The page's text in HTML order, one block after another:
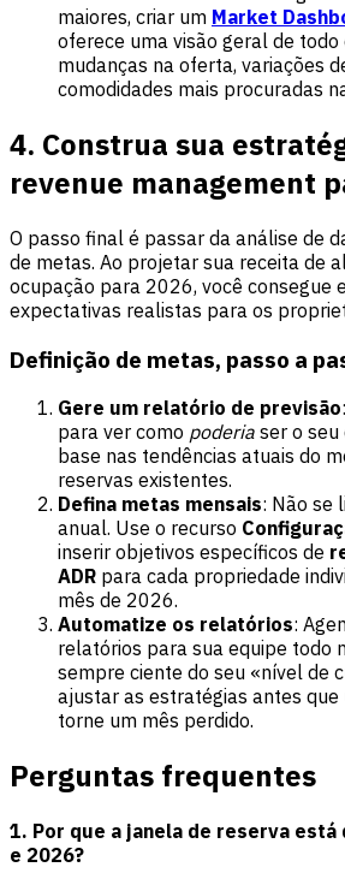
maiores, criar um Market
oferece uma visão geral de todo
mudanças na oferta, variações
comodidades mais procuradas
4. Construa sua
revenue management
O passo final é passar da análise de
de metas. Ao projetar sua receita de
ocupação para 2026, você consegue
expectativas realistas para os
Definição de metas, passo a
Gere um relatório de previsão
para ver como poderia ser o
base nas tendências atuais do
reservas existentes.
Defina metas mensais: Não se
anual. Use o recurso
inserir objetivos específicos de
ADR para cada propriedade
mês de 2026.
Automatize os relatórios:
relatórios para sua equipe todo
sempre ciente do seu «nível de
ajustar as estratégias antes que
torne um mês perdido.
Perguntas frequentes
1. Por que a janela de reserva está
e 2026?